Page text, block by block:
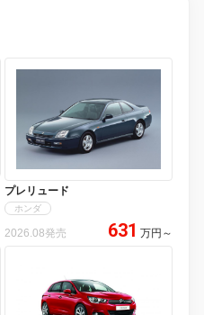
プレリュード
ホンダ
2026.08発売 631 万円 ～